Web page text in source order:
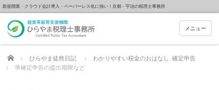
新規開業・クラウド会計導入・ペーパーレス化に強い！京都・宇治の税理士事務所
メニュー
Home ひらやま徒然日記 わかりやすい税金のおはなし , 確定申告
準確定申告の提出期限など